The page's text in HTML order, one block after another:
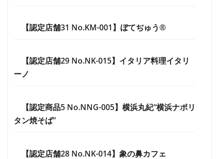
【認定店舗31 No.KM-001】ぼてぢゅう®
【認定店舗29 No.NK-015】イタリア料理イタリ
ーノ
【認定商品5 No.NNG-005】横浜丸紀“横浜ナポリ
タン焼そば”
【認定店舗28 No.NK-014】象の鼻カフェ